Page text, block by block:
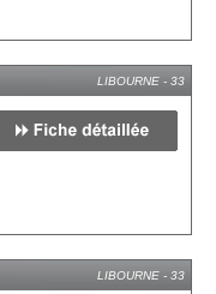
LIBOURNE - 33
LIBOURNE - 33